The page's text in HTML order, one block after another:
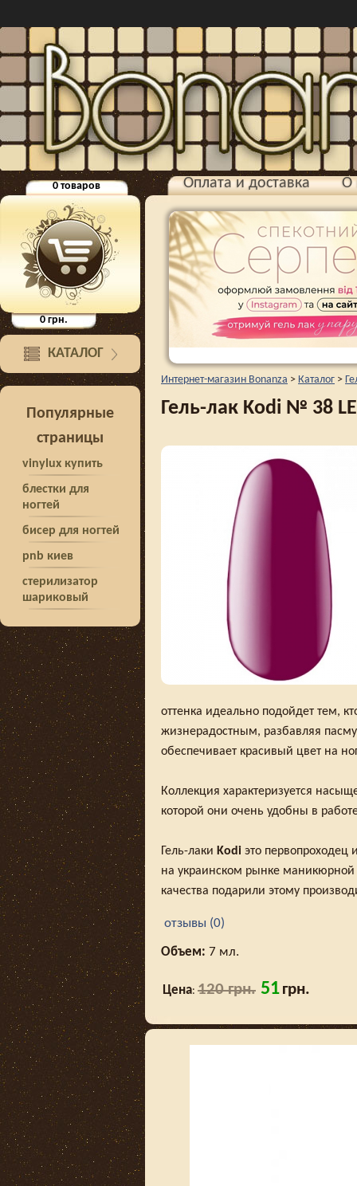
0товаров
0грн.
КАТАЛОГ
Популярные
страницы
vinylux купить
блестки для
ногтей
бисер для ногтей
pnb киев
стерилизатор
шариковый
Оплата и доставка О
Интернет-магазин Bonanza > Каталог >
Гель-лак Kodi № 38
оттенка идеально подойдет тем,
жизнерадостным, разбавляя
обеспечивает красивый цвет на
Коллекция характеризуется
которой они очень удобны в
Гель-лаки Kodi это первопроходец
на украинском рынке маникюрной
качества подарили этому
отзывы (0)
Объем: 7 мл.
Цена: 120 грн. 51грн.